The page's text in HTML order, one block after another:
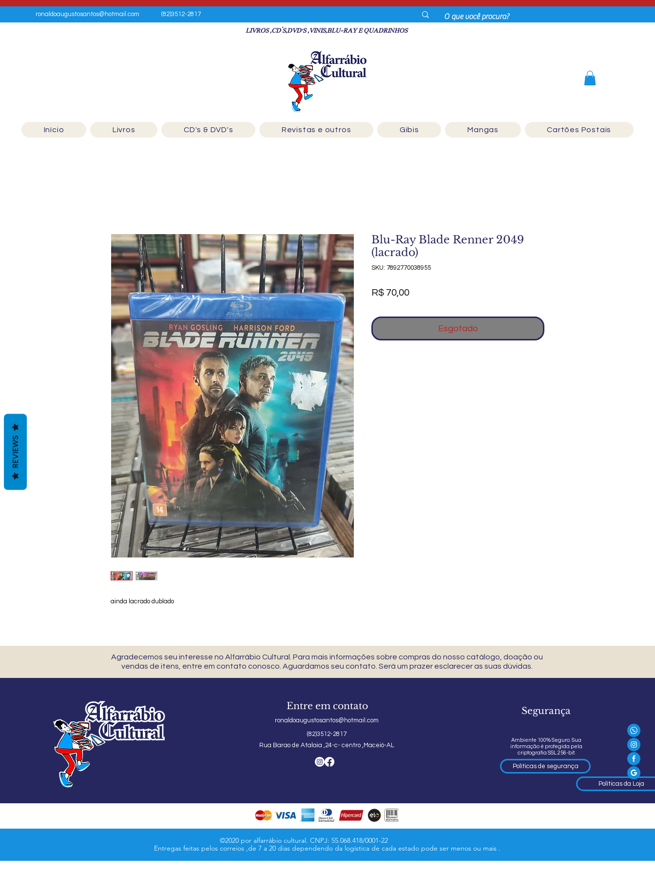
ronaldoaugustosantos@hotmail.com (82)3512-2817
LIVROS ,CD´S,DVD'S ,VINIS,BLU-RAY E QUADRINHOS
Início Livros CD's & DVD's Revistas e outros Gibis Mangas Cartões Postais
ainda lacrado dublado
Blu-Ray Blade Renner 2049
(lacrado)
SKU: 7892770038955
R$ 70,00Preço
Esgotado
Agradecemos seu interesse no Alfarrábio Cultural. Para mais informações sobre compras do nosso catálogo, doação ou
vendas de itens, entre em contato conosco. Aguardamos seu contato. Será um prazer esclarecer as suas dúvidas.
Entre em contato
ronaldoaugustosantos@hotmail.com
(82)3512-2817
Rua Barao de Atalaia ,24-c- centro ,Maceió-AL
Segurança
Ambiente 100% Seguro. Sua
informação é protegida pela
criptografia SSL 256-bit.
Políticas de segurança
Políticas da Loja
©2020 por alfarrábio cultural. CNPJ: 55.068.418/0001-22
Entregas feitas pelos correios ,de 7 a 20 dias dependendo da logística de cada estado pode ser menos ou mais .
REVIEWS